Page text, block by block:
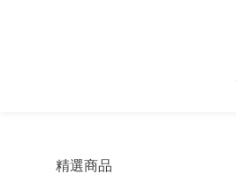
精選商品